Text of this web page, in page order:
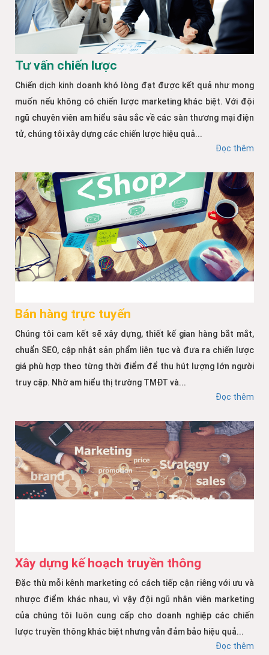
Tư vấn chiến lược
Chiến dịch kinh doanh khó lòng đạt được kết quả như mong
muốn nếu không có chiến lược marketing khác biệt. Với đội
ngũ chuyên viên am hiểu sâu sắc về các sàn thương mại điện
tử, chúng tôi xây dựng các chiến lược hiệu quả...
Đọc thêm
Bán hàng trực tuyến
Chúng tôi cam kết sẽ xây dựng, thiết kế gian hàng bắt mắt,
chuẩn SEO, cập nhật sản phẩm liên tục và đưa ra chiến lược
giá phù hợp theo từng thời điểm để thu hút lượng lớn người
truy cập. Nhờ am hiểu thị trường TMĐT và...
Đọc thêm
Xây dựng kế hoạch truyền thông
Đặc thù mỗi kênh marketing có cách tiếp cận riêng với ưu và
nhược điểm khác nhau, vì vậy đội ngũ nhân viên marketing
của chúng tôi luôn cung cấp cho doanh nghiệp các chiến
lược truyền thông khác biệt nhưng vẫn đảm bảo hiệu quả...
Đọc thêm